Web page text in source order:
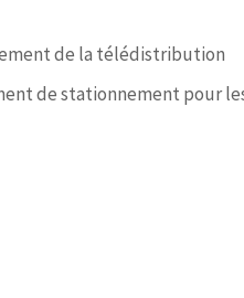
de la télédistribution
de stationnement pour